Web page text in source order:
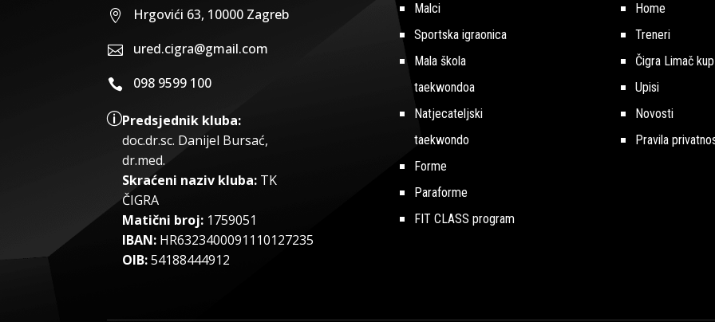
 Hrgovići 63, 10000 Zagreb
 ured.cigra@gmail.com
 098 9599 100
pPredsjednik kluba:
doc.dr.sc. Danijel Bursać,
dr.med.
Skraćeni naziv kluba: TK
ČIGRA
Matični broj: 1759051
IBAN: HR6323400091110127235
OIB:54188444912
Malci
Sportska igraonica
Mala škola
taekwondoa
Natjecateljski
taekwondo
Forme
Paraforme
FIT CLASS program
Home
Treneri
Čigra Limač kup
Upisi
Novosti
Pravila